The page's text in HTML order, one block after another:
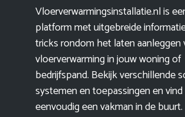
Vloerverwarmingsinstallatie.nl is
platform met uitgebreide
tricks rondom het laten aanleggen
vloerverwarming in jouw woning of
bedrijfspand. Bekijk verschillende
systemen en toepassingen en vind
eenvoudig een vakman in de buurt.